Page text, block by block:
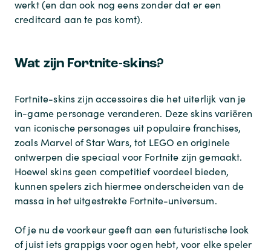
werkt (en dan ook nog eens zonder dat er een
creditcard aan te pas komt).
Wat zijn Fortnite-skins?
Fortnite-skins zijn accessoires die het uiterlijk van je
in-game personage veranderen. Deze skins variëren
van iconische personages uit populaire franchises,
zoals Marvel of Star Wars, tot LEGO en originele
ontwerpen die speciaal voor Fortnite zijn gemaakt.
Hoewel skins geen competitief voordeel bieden,
kunnen spelers zich hiermee onderscheiden van de
massa in het uitgestrekte Fortnite-universum.
Of je nu de voorkeur geeft aan een futuristische look
of juist iets grappigs voor ogen hebt, voor elke speler